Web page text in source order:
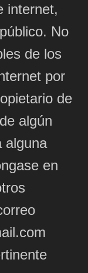
internet,
No
de los
por
de
algún
alguna
en